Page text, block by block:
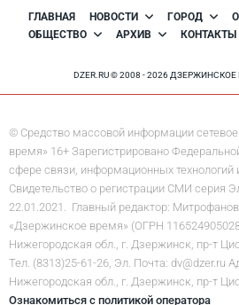
ГЛАВНАЯ НОВОСТИ ГОРОД
ОБЩЕСТВО
АРХИВ КОНТАКТЫ
DZER.RU © 2008 - 2026
© Средство массовой информации
время» 16+ Зарегистрировано
сфере связи, информационных
Свидетельство о регистрации СМИ серия
22.01.2021. Главный редактор:
«Дзержинское время» (ОГРН
Нижегородская обл., г. Дзержинск, пр-т
Тел. (8313)25-61-26, Эл. Почта: dv@dzer.ru
Нижегородская обл., г. Дзержинск, пр-т
Ознакомиться с политикой оператора